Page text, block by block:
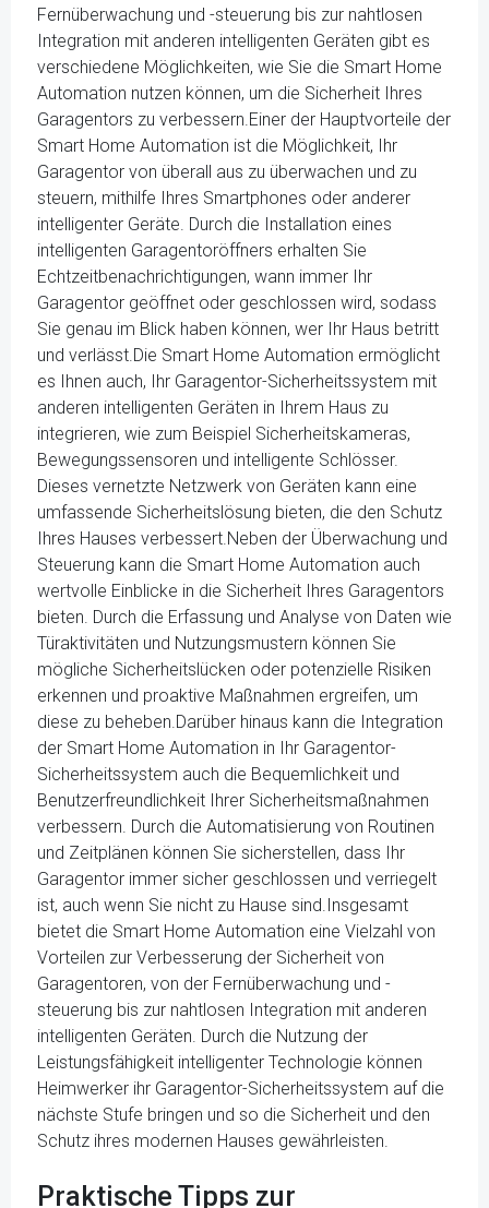
Fernüberwachung und -steuerung bis zur nahtlosen
Integration mit anderen intelligenten Geräten gibt es
verschiedene Möglichkeiten, wie Sie die Smart Home
Automation nutzen können, um die Sicherheit Ihres
Garagentors zu verbessern.Einer der Hauptvorteile der
Smart Home Automation ist die Möglichkeit, Ihr
Garagentor von überall aus zu überwachen und zu
steuern, mithilfe Ihres Smartphones oder anderer
intelligenter Geräte. Durch die Installation eines
intelligenten Garagentoröffners erhalten Sie
Echtzeitbenachrichtigungen, wann immer Ihr
Garagentor geöffnet oder geschlossen wird, sodass
Sie genau im Blick haben können, wer Ihr Haus betritt
und verlässt.Die Smart Home Automation ermöglicht
es Ihnen auch, Ihr Garagentor-Sicherheitssystem mit
anderen intelligenten Geräten in Ihrem Haus zu
integrieren, wie zum Beispiel Sicherheitskameras,
Bewegungssensoren und intelligente Schlösser.
Dieses vernetzte Netzwerk von Geräten kann eine
umfassende Sicherheitslösung bieten, die den Schutz
Ihres Hauses verbessert.Neben der Überwachung und
Steuerung kann die Smart Home Automation auch
wertvolle Einblicke in die Sicherheit Ihres Garagentors
bieten. Durch die Erfassung und Analyse von Daten wie
Türaktivitäten und Nutzungsmustern können Sie
mögliche Sicherheitslücken oder potenzielle Risiken
erkennen und proaktive Maßnahmen ergreifen, um
diese zu beheben.Darüber hinaus kann die Integration
der Smart Home Automation in Ihr Garagentor-
Sicherheitssystem auch die Bequemlichkeit und
Benutzerfreundlichkeit Ihrer Sicherheitsmaßnahmen
verbessern. Durch die Automatisierung von Routinen
und Zeitplänen können Sie sicherstellen, dass Ihr
Garagentor immer sicher geschlossen und verriegelt
ist, auch wenn Sie nicht zu Hause sind.Insgesamt
bietet die Smart Home Automation eine Vielzahl von
Vorteilen zur Verbesserung der Sicherheit von
Garagentoren, von der Fernüberwachung und -
steuerung bis zur nahtlosen Integration mit anderen
intelligenten Geräten. Durch die Nutzung der
Leistungsfähigkeit intelligenter Technologie können
Heimwerker ihr Garagentor-Sicherheitssystem auf die
nächste Stufe bringen und so die Sicherheit und den
Schutz ihres modernen Hauses gewährleisten.
Praktische Tipps zur